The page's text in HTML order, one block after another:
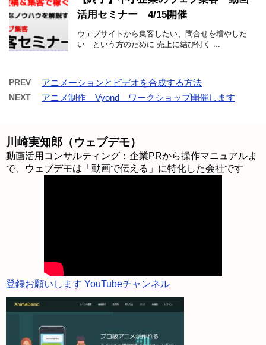
活用セミナー 4/15開催
ウェブサイトから集客したい、問合せを増やした
い という方のために 売上に結び付く ...
PREV アニメーションとビデオを合成する方法
NEXT アニメ制作 Vyond ワークショップ開催します
川崎実知郎（ウェブデモ）
動画活用コンサルティング：企業PRから操作マニュアルま
で、ウェブデモは「動画で伝える」に特化した会社です
登録お願いします YouTubeチャンネル